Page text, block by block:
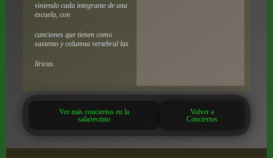
viniendo cada integrante de una
escuela, con
canciones que tienen como
sustento y columna vertebral las
líricas.
Ver más conciertos en la
sala/recinto
Volver a
Conciertos